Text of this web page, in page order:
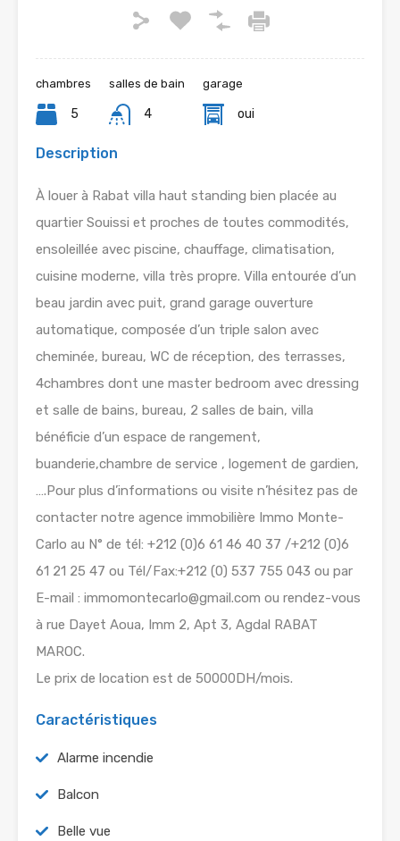
chambres
5
salles de bain
4
garage
oui
Description
À louer à Rabat villa haut standing bien placée au
quartier Souissi et proches de toutes commodités,
ensoleillée avec piscine, chauffage, climatisation,
cuisine moderne, villa très propre. Villa entourée d’un
beau jardin avec puit, grand garage ouverture
automatique, composée d’un triple salon avec
cheminée, bureau, WC de réception, des terrasses,
4chambres dont une master bedroom avec dressing
et salle de bains, bureau, 2 salles de bain, villa
bénéficie d’un espace de rangement,
buanderie,chambre de service , logement de gardien,
….Pour plus d’informations ou visite n’hésitez pas de
contacter notre agence immobilière Immo Monte-
Carlo au N° de tél: +212 (0)6 61 46 40 37 /+212 (0)6
61 21 25 47 ou Tél/Fax:+212 (0) 537 755 043 ou par
E-mail : immomontecarlo@gmail.com ou rendez-vous
à rue Dayet Aoua, Imm 2, Apt 3, Agdal RABAT
MAROC.
Le prix de location est de 50000DH/mois.
Caractéristiques
Alarme incendie
Balcon
Belle vue